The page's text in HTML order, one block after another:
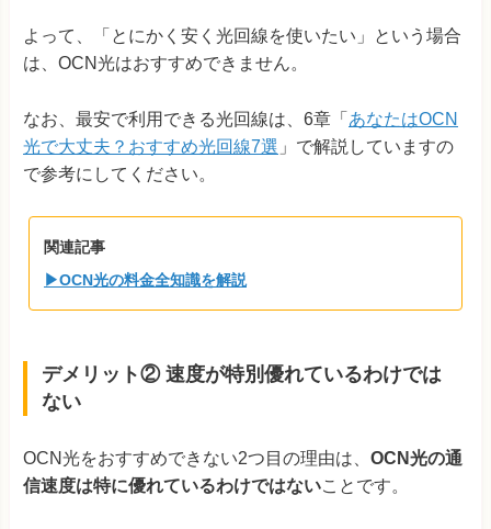
よって、「とにかく安く光回線を使いたい」という場合
は、OCN光はおすすめできません。
なお、最安で利用できる光回線は、6章「 あなたはOCN
光で大丈夫？おすすめ光回線7選 」で解説していますの
で参考にしてください。
関連記事
▶OCN光の料金全知識を解説
デメリット② 速度が特別優れているわけでは
ない
OCN光をおすすめできない2つ目の理由は、 OCN光の通
信速度は特に優れているわけではないことです。